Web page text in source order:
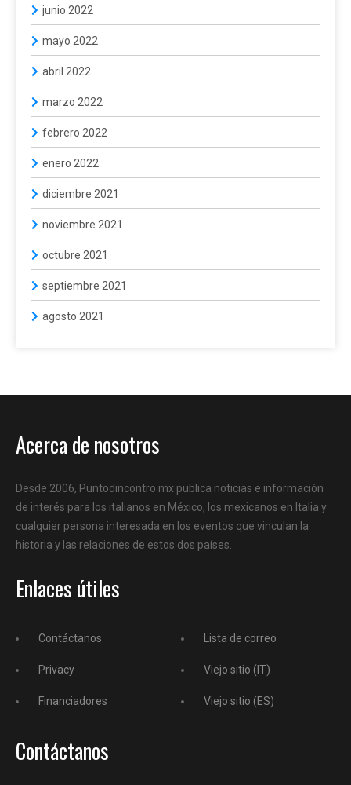
junio 2022
mayo 2022
abril 2022
marzo 2022
febrero 2022
enero 2022
diciembre 2021
noviembre 2021
octubre 2021
septiembre 2021
agosto 2021
Acerca de nosotros
Desde 2006, Puntodincontro.mx publica noticias e información
de interés para los italianos en México, los mexicanos en Italia y
cualquier persona interesada en los eventos que vinculan la
historia y las relaciones de estos dos países.
Enlaces útiles
Contáctanos
Privacy
Financiadores
Lista de correo
Viejo sitio (IT)
Viejo sitio (ES)
Contáctanos